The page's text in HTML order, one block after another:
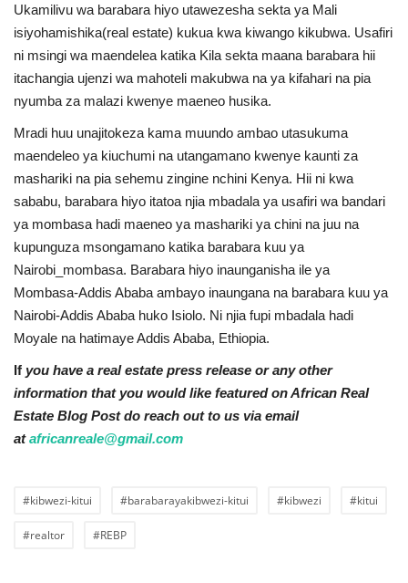
Ukamilivu wa barabara hiyo utawezesha sekta ya Mali
isiyohamishika(real estate) kukua kwa kiwango kikubwa. Usafiri
ni msingi wa maendelea katika Kila sekta maana barabara hii
itachangia ujenzi wa mahoteli makubwa na ya kifahari na pia
nyumba za malazi kwenye maeneo husika.
Mradi huu unajitokeza kama muundo ambao utasukuma
maendeleo ya kiuchumi na utangamano kwenye kaunti za
mashariki na pia sehemu zingine nchini Kenya. Hii ni kwa
sababu, barabara hiyo itatoa njia mbadala ya usafiri wa bandari
ya mombasa hadi maeneo ya mashariki ya chini na juu na
kupunguza msongamano katika barabara kuu ya
Nairobi_mombasa. Barabara hiyo inaunganisha ile ya
Mombasa-Addis Ababa ambayo inaungana na barabara kuu ya
Nairobi-Addis Ababa huko Isiolo. Ni njia fupi mbadala hadi
Moyale na hatimaye Addis Ababa, Ethiopia.
If you have a real estate press release or any other
information that you would like featured on African Real
Estate Blog Post do reach out to us via email
atafricanreale@gmail.com
#kibwezi-kitui #barabarayakibwezi-kitui #kibwezi #kitui
#realtor #REBP